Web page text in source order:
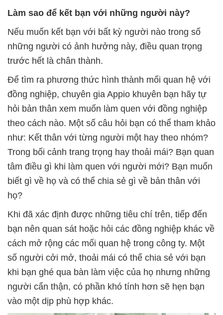
Làm sao để kết bạn với những người này?
Nếu muốn kết bạn với bất kỳ người nào trong số
những người có ảnh hưởng này, điều quan trọng
trước hết là chân thành.
Để tìm ra phương thức hình thành mối quan hệ với
đồng nghiệp, chuyên gia Appio khuyên bạn hãy tự
hỏi bản thân xem muốn làm quen với đồng nghiệp
theo cách nào. Một số câu hỏi bạn có thể tham khảo
như: Kết thân với từng người một hay theo nhóm?
Trong bối cảnh trang trọng hay thoải mái? Bạn quan
tâm điều gì khi làm quen với người mới? Bạn muốn
biết gì về họ và có thể chia sẻ gì về bản thân với
họ?
Khi đã xác định được những tiêu chí trên, tiếp đến
bạn nên quan sát hoặc hỏi các đồng nghiệp khác về
cách mở rộng các mối quan hệ trong công ty. Một
số người cởi mở, thoải mái có thể chia sẻ với bạn
khi bạn ghé qua bàn làm việc của họ nhưng những
người cẩn thận, có phần khó tính hơn sẽ hẹn bạn
vào một dịp phù hợp khác.